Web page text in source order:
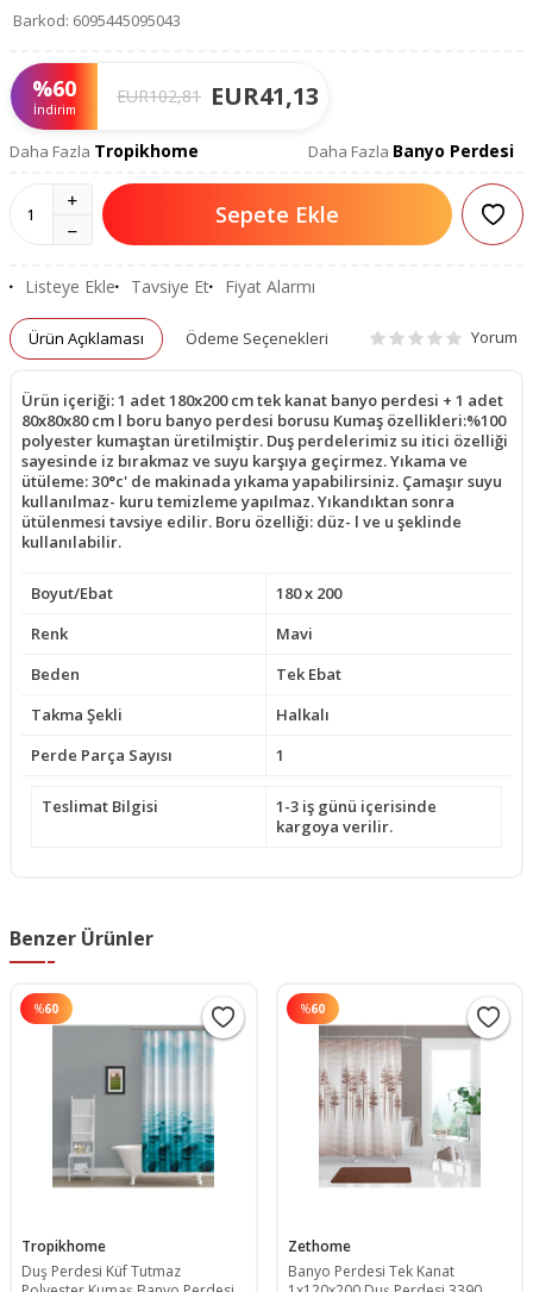
Barkod: 6095445095043
%60
İndirim
EUR102,81 EUR41,13
Daha Fazla Tropikhome Daha Fazla Banyo Perdesi
Sepete Ekle
Listeye Ekle Tavsiye Et Fiyat Alarmı
Ürün Açıklaması Ödeme Seçenekleri Yorum
Ürün içeriği: 1 adet 180x200 cm tek kanat banyo perdesi + 1 adet
80x80x80 cm l boru banyo perdesi borusu Kumaş özellikleri:%100
polyester kumaştan üretilmiştir. Duş perdelerimiz su itici özelliği
sayesinde iz bırakmaz ve suyu karşıya geçirmez. Yıkama ve
ütüleme: 30°c' de makinada yıkama yapabilirsiniz. Çamaşır suyu
kullanılmaz- kuru temizleme yapılmaz. Yıkandıktan sonra
ütülenmesi tavsiye edilir. Boru özelliği: düz- l ve u şeklinde
kullanılabilir.
Boyut/Ebat
180 x 200
Renk
Mavi
Beden
Tek Ebat
Takma Şekli
Halkalı
Perde Parça Sayısı
1
Teslimat Bilgisi
1-3 iş günü içerisinde
kargoya verilir.
Benzer Ürünler
%60
Tropikhome
Duş Perdesi Küf Tutmaz
%60
Zethome
Banyo Perdesi Tek Kanat